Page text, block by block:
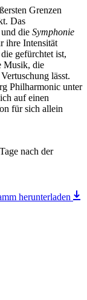
Grenzen
Das
die Symphonie
ihre Intensität
gefürchtet ist,
Musik, die
lässt.
Philharmonic unter
auf einen
für sich allein
nach der
herunterladen